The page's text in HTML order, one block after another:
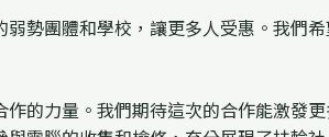
勢團體和學校，讓更多人受惠。我們
的力量。我們期待這次的合作能激發